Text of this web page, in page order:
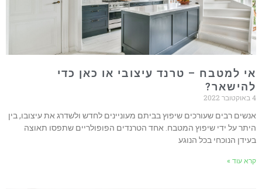
אי למטבח – טרנד עיצובי או כאן כדי
להישאר?
4 באוקטובר 2022
אנשים רבים שעורכים שיפוץ בביתם מעוניינים לחדש ולשדרג את עיצובו, בין
היתר על ידי שיפוץ המטבח. אחד הטרנדים הפופולריים שתפסו תאוצה
בעידן הנוכחי בכל הנוגע
קרא עוד »